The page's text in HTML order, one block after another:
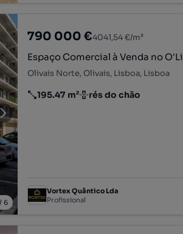
6
790 000 €4041,54 €/m²
Espaço Comercial à Venda no
Olivais Norte, Olivais, Lisboa, Lisboa
Preço por metro quadrado
195.47 m²
Andar rés do chão
Vortex Quântico Lda
Profissional